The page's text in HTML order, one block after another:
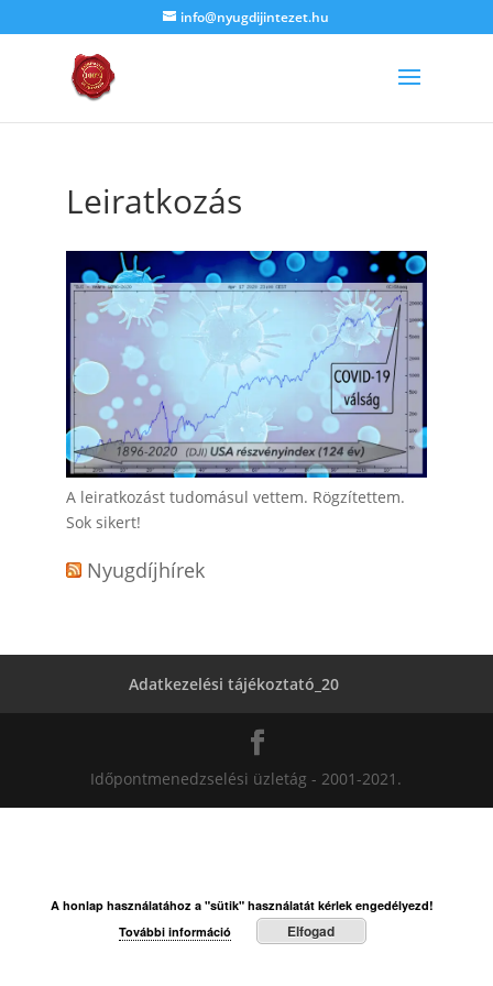
info@nyugdijintezet.hu
Leiratkozás
A leiratkozást tudomásul vettem. Rögzítettem.
Sok sikert!
Nyugdíjhírek
Adatkezelési tájékoztató_20
Időpontmenedzselési üzletág - 2001-2021.
A honlap használatához a "sütik" használatát kérlek engedélyezd!
További információ
Elfogad